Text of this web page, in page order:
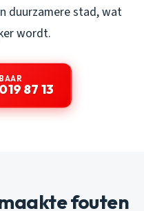
duurzamere stad, wat
wordt.
87 13
fouten